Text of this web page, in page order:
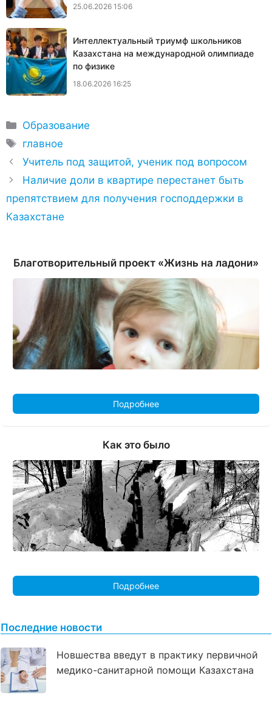
25.06.2026 15:06
Интеллектуальный триумф школьников
Казахстана на международной олимпиаде
по физике
18.06.2026 16:25
Рубрики
Образование
Метки
главное
Учитель под защитой, ученик под вопросом
Наличие доли в квартире перестанет быть
препятствием для получения господдержки в
Казахстане
Благотворительный проект «Жизнь на ладони»
Подробнее
Как это было
Подробнее
Последние новости
Новшества введут в практику первичной
медико-санитарной помощи Казахстана